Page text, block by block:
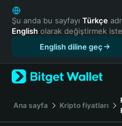
English
日本語
Tiếng Việt
Español (Latinoamérica)
Türkçe
Français
Deutsch
Şu anda bu sayfayı Türkçe
English olarak değiştirmek
English diline geç
Ana sayfa Kripto fiyatları